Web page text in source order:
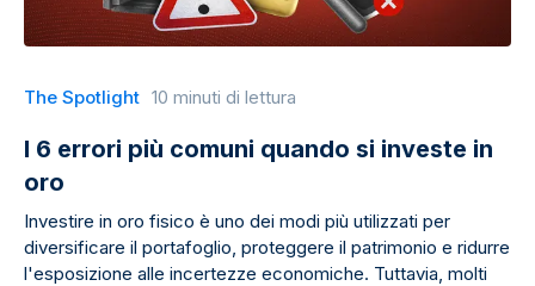
The Spotlight 10 minuti di lettura
I 6 errori più comuni quando si investe in
oro
Investire in oro fisico è uno dei modi più utilizzati per
diversificare il portafoglio, proteggere il patrimonio e ridurre
l'esposizione alle incertezze economiche. Tuttavia, molti